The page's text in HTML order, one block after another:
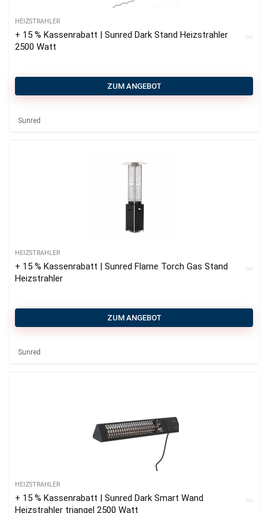
HEIZSTRAHLER
+ 15 % Kassenrabatt | Sunred Dark Stand Heizstrahler
2500 Watt
ZUM ANGEBOT
Sunred
HEIZSTRAHLER
+ 15 % Kassenrabatt | Sunred Flame Torch Gas Stand
Heizstrahler
ZUM ANGEBOT
Sunred
HEIZSTRAHLER
+ 15 % Kassenrabatt | Sunred Dark Smart Wand
Heizstrahler triangel 2500 Watt